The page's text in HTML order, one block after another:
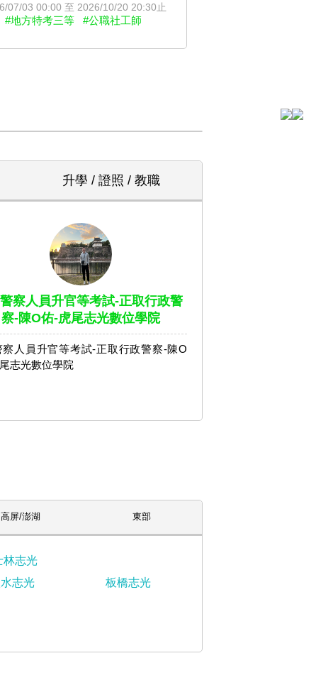
07/03 00:00 至 2026/10/20 20:30止
#地方特考三等 #公職社工師
升學 / 證照 / 教職
察人員升官等考試-正取行政警
察-陳O佑-虎尾志光數位學院
察人員升官等考試-正取行政警察-陳O
志光數位學院
高屏/澎湖 東部
林志光
志光
板橋志光